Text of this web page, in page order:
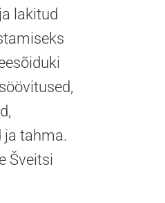
lakitud
ja tahma.
Šveitsi